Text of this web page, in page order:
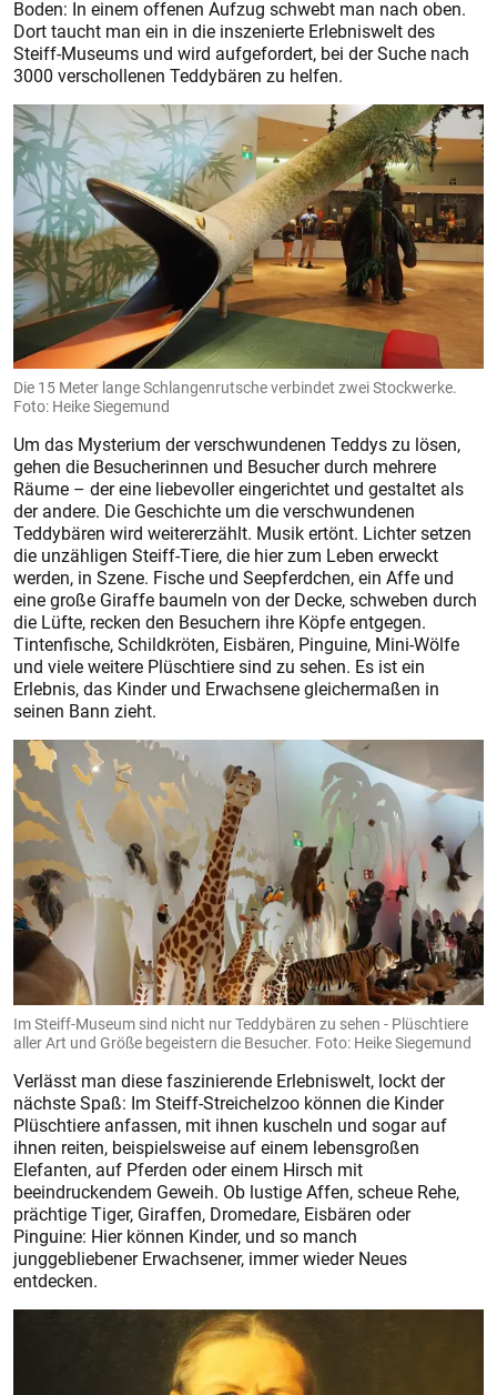
Boden: In einem offenen Aufzug schwebt man nach oben.
Dort taucht man ein in die inszenierte Erlebniswelt des
Steiff-Museums und wird aufgefordert, bei der Suche nach
3000 verschollenen Teddybären zu helfen.
Die 15 Meter lange Schlangenrutsche verbindet zwei Stockwerke.
Foto: Heike Siegemund
Um das Mysterium der verschwundenen Teddys zu lösen,
gehen die Besucherinnen und Besucher durch mehrere
Räume – der eine liebevoller eingerichtet und gestaltet als
der andere. Die Geschichte um die verschwundenen
Teddybären wird weitererzählt. Musik ertönt. Lichter setzen
die unzähligen Steiff-Tiere, die hier zum Leben erweckt
werden, in Szene. Fische und Seepferdchen, ein Affe und
eine große Giraffe baumeln von der Decke, schweben durch
die Lüfte, recken den Besuchern ihre Köpfe entgegen.
Tintenfische, Schildkröten, Eisbären, Pinguine, Mini-Wölfe
und viele weitere Plüschtiere sind zu sehen. Es ist ein
Erlebnis, das Kinder und Erwachsene gleichermaßen in
seinen Bann zieht.
Im Steiff-Museum sind nicht nur Teddybären zu sehen - Plüschtiere
aller Art und Größe begeistern die Besucher. Foto: Heike Siegemund
Verlässt man diese faszinierende Erlebniswelt, lockt der
nächste Spaß: Im Steiff-Streichelzoo können die Kinder
Plüschtiere anfassen, mit ihnen kuscheln und sogar auf
ihnen reiten, beispielsweise auf einem lebensgroßen
Elefanten, auf Pferden oder einem Hirsch mit
beeindruckendem Geweih. Ob lustige Affen, scheue Rehe,
prächtige Tiger, Giraffen, Dromedare, Eisbären oder
Pinguine: Hier können Kinder, und so manch
junggebliebener Erwachsener, immer wieder Neues
entdecken.